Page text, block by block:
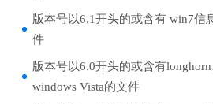
版本号以6.1开头的或含有 win7信
件
版本号以6.0开头的或含有
windows Vista的文件